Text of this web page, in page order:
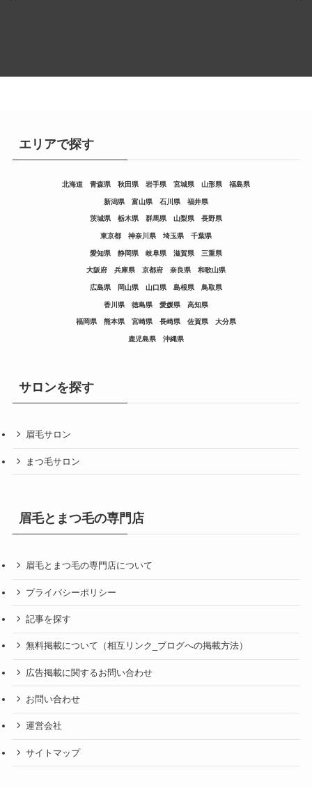
エリアで探す
北海道 青森県 秋田県 岩手県 宮城県 山形県 福島県
新潟県 富山県 石川県 福井県
茨城県 栃木県 群馬県 山梨県 長野県
東京都 神奈川県 埼玉県 千葉県
愛知県 静岡県 岐阜県 滋賀県 三重県
大阪府 兵庫県 京都府 奈良県 和歌山県
広島県 岡山県 山口県 島根県 鳥取県
香川県 徳島県 愛媛県 高知県
福岡県 熊本県 宮崎県 長崎県 佐賀県 大分県
鹿児島県 沖縄県
サロンを探す
眉毛サロン
まつ毛サロン
眉毛とまつ毛の専門店
眉毛とまつ毛の専門店について
プライバシーポリシー
記事を探す
無料掲載について（相互リンク_ブログへの掲載方法）
広告掲載に関するお問い合わせ
お問い合わせ
運営会社
サイトマップ